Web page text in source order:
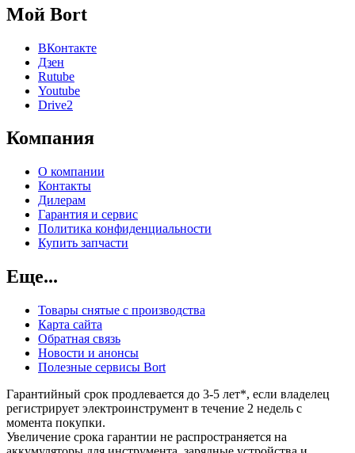
Мой Bort
ВКонтакте
Дзен
Rutube
Youtube
Drive2
Компания
О компании
Контакты
Дилерам
Гарантия и сервис
Политика конфиденциальности
Купить запчасти
Еще...
Товары снятые с производства
Карта сайта
Обратная связь
Новости и анонсы
Полезные сервисы Bort
Гарантийный срок продлевается до 3-5 лет*, если владелец
регистрирует электроинструмент в течение 2 недель с
момента покупки.
Увеличение срока гарантии не распространяется на